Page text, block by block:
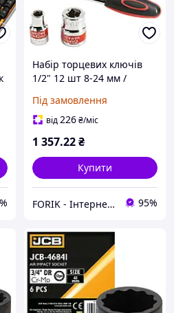
Набір торцевих ключів
1/2" 12 шт 8-24 мм /
Під замовлення
від226₴/міс
1 357.22₴
Купити
FORIK - Інтернет гіпермаркет 95%